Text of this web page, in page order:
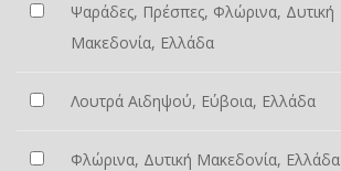
Ψαράδες, Πρέσπες, Φλώρινα, Δυτική
Μακεδονία, Ελλάδα
Λουτρά Αιδηψού, Εύβοια, Ελλάδα
Φλώρινα, Δυτική Μακεδονία, Ελλάδα